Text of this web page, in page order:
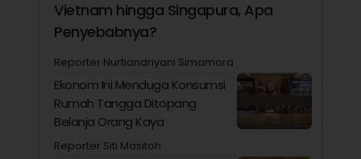
Vietnam hingga Singapura, Apa
Penyebabnya?
Reporter Nurtiandriyani Simamora
Ekonom Ini Menduga Konsumsi
Rumah Tangga Ditopang
Belanja Orang Kaya
Reporter Siti Masitoh